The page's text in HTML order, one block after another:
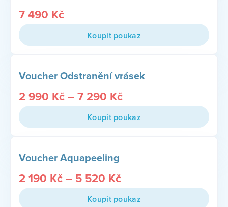
7 490 Kč
Koupit poukaz
Voucher Odstranění vrásek
2 990 Kč–7 290 Kč
Koupit poukaz
Voucher Aquapeeling
2 190 Kč– 5 520 Kč
Koupit poukaz